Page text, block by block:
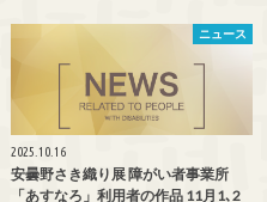
ニュース
2025.10.16
安曇野さき織り展 障がい者事業所
「あすなろ」利用者の作品 11月1､2